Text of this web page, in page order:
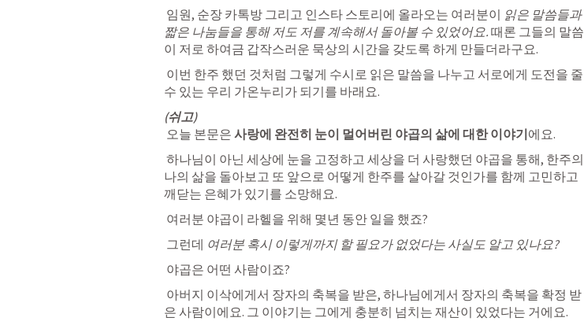
임원, 순장 카톡방 그리고 인스타 스토리에 올라오는 여러분이 읽은 말씀들과
짧은 나눔들을 통해 저도 저를 계속해서 돌아볼 수 있었어요. 때론 그들의 말씀
이 저로 하여금 갑작스러운 묵상의 시간을 갖도록 하게 만들더라구요.
수 있는 우리 가온누리가 되기를 바래요.
(쉬고)
오늘 본문은 사랑에 완전히 눈이 멀어버린 야곱의 삶에 대한 이야기에요.
하나님이 아닌 세상에 눈을 고정하고 세상을 더 사랑했던 야곱을 통해, 한주의
나의 삶을 돌아보고 또 앞으로 어떻게 한주를 살아갈 것인가를 함께 고민하고
깨닫는 은혜가 있기를 소망해요.
여러분 야곱이 라헬을 위해 몇년 동안 일을 했죠?
그런데 여러분 혹시 이렇게까지 할 필요가 없었다는 사실도 알고 있나요?
야곱은 어떤 사람이죠?
아버지 이삭에게서 장자의 축복을 받은, 하나님에게서 장자의 축복을 확정 받
은 사람이에요. 그 이야기는 그에게 충분히 넘치는 재산이 있었다는 거에요.